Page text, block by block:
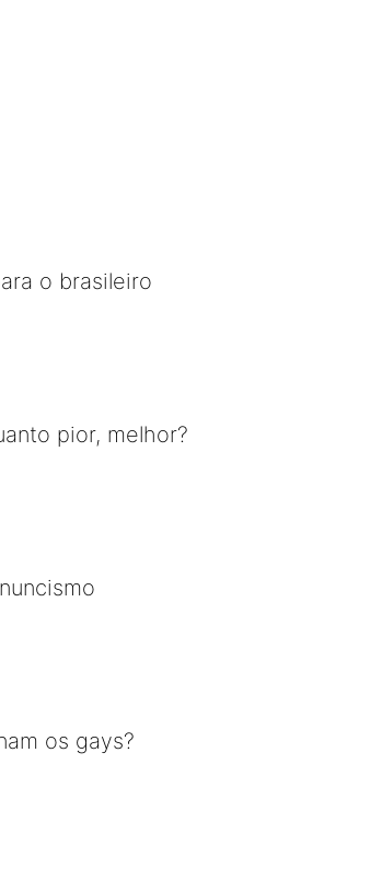
o brasileiro
pior, melhor?
os gays?